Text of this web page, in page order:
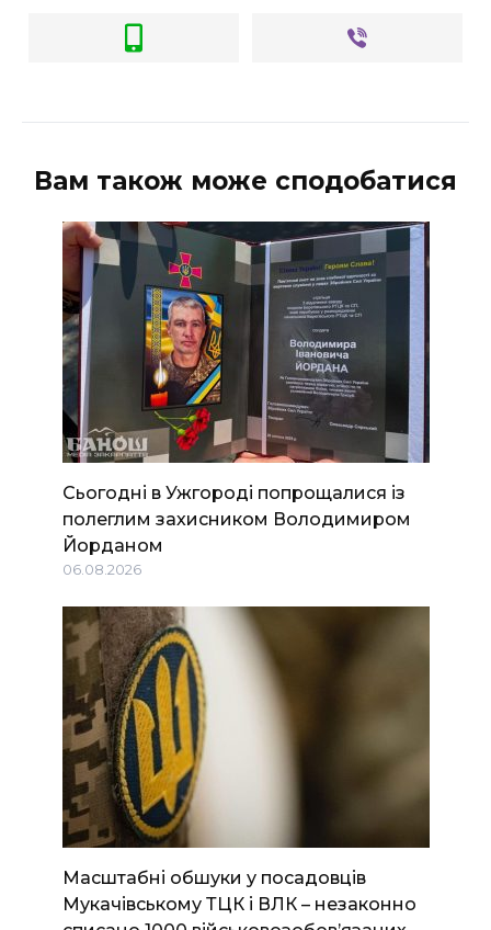
Вам також може сподобатися
Сьогодні в Ужгороді попрощалися із
полеглим захисником Володимиром
Йорданом
06.08.2026
Масштабні обшуки у посадовців
Мукачівському ТЦК і ВЛК – незаконно